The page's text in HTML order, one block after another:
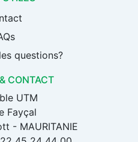
questions?
CONTACT
UTM
Fayçal
- MAURITANIE